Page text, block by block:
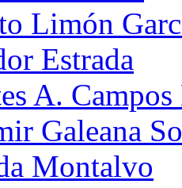
Limón
Estrada
A.
Galeana
Montalvo